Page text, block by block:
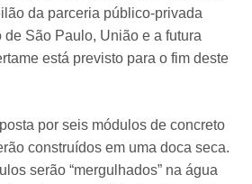
da parceria público-privada
de São Paulo, União e a futura
está previsto para o fim deste
por seis módulos de concreto
construídos em uma doca seca.
serão “mergulhados” na água